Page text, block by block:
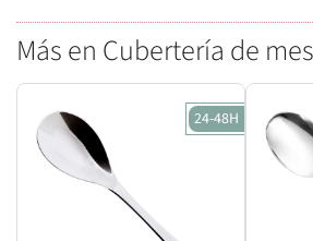
Más en Cubertería de
24-48H